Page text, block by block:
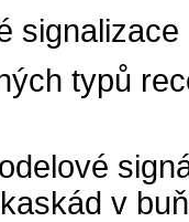
typů
v